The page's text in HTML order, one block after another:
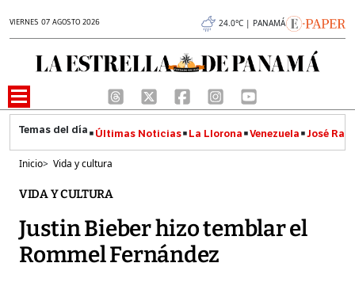
VIERNES 07 AGOSTO 2026 24.0°C | PANAMÁ
Últimas Noticias La Llorona Venezuela José
Inicio> Vida y cultura
VIDA Y CULTURA
Justin Bieber hizo temblar el
Rommel Fernández